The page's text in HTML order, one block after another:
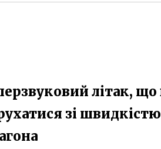
літак,
зі